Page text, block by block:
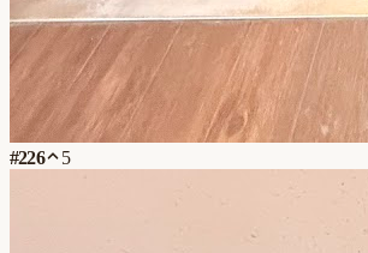
#226 5